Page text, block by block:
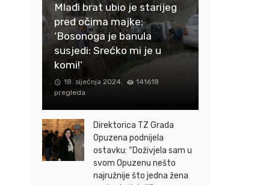
Mlađi brat ubio je starijeg
pred očima majke:
‘Bosonoga je banula
susjedi: Srećko mi je u
komi!‘
18. siječnja 2024.
141618
pregleda
Direktorica TZ Grada
Opuzena podnijela
ostavku: “Doživjela sam u
svom Opuzenu nešto
najružnije što jedna žena